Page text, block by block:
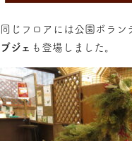
同じフロアには公園ボラン
ブジェ も登場しました。